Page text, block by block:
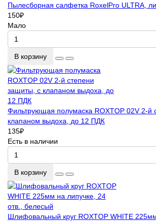
Пылесборная салфетка RoxelPro ULTRA,
150₽
Мало
В корзину
Фильтрующая полумаска ROXTOP 02V 2-й
клапаном выдоха, до 12 ПДК
135₽
Есть в наличии
В корзину
Шлифовальный круг ROXTOP WHITE